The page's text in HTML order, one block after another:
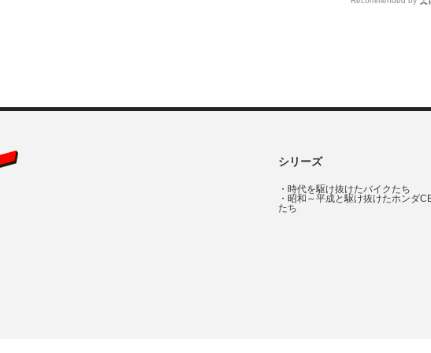
シリーズ
・ 時代を駆け抜けたバイクたち
・ 昭和～平成と駆け抜けたホンダ
たち